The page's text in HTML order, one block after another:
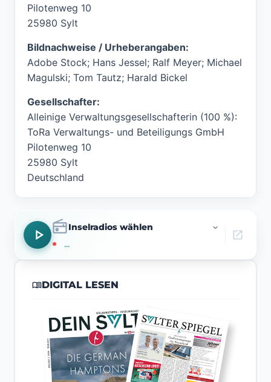
Pilotenweg 10
25980 Sylt
Bildnachweise / Urheberangaben:
Adobe Stock; Hans Jessel; Ralf Meyer; Michael
Magulski; Tom Tautz; Harald Bickel
Gesellschafter:
Alleinige Verwaltungsgesellschafterin (100 %):
ToRa Verwaltungs- und Beteiligungs GmbH
Pilotenweg 10
25980 Sylt
Deutschland
play_arrow radio
...
open_in_new
menu_bookDIGITAL LESEN